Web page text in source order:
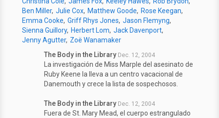
Ben Miller Julie Cox Matthew Goode
Rose Keegan
Emma Cooke Griff Rhys Jones Jason Flemyng
Sienna Guillory
Herbert Lom Jack Davenport
Jenny Agutter Zoë Wanamaker
The Body in the Library Dec. 12, 2004
La investigación de Miss Marple del asesinato de
Ruby Keene la lleva a un centro vacacional de
Danemouth y crece la lista de sospechosos.
The Body in the Library Dec. 12, 2004
Fuera de St. Mary Mead, el cuerpo estrangulado